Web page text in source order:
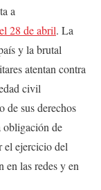
a
28 de abril. La
y la brutal
atentan contra
civil
de sus derechos
obligación de
el ejercicio del
en las redes y en